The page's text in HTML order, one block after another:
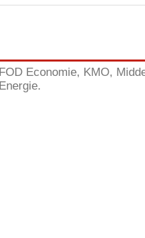
FOD Economie, KMO,
Energie.